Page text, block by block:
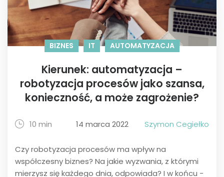
BIZNES IT AUTOMATYZACJA
Kierunek: automatyzacja –
robotyzacja procesów jako szansa,
konieczność, a może zagrożenie?
10 min 14 marca 2022 Szymon Cegiełko
Czy robotyzacja procesów ma wpływ na
współczesny biznes? Na jakie wyzwania, z którymi
mierzysz się każdego dnia, odpowiada? I w końcu -